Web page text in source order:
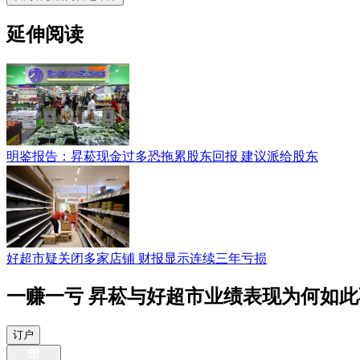
延伸阅读
明鉴报告：昇菘现金过多恐拖累股东回报 建议派给股东
好超市疑关闭多家店铺 财报显示连续三年亏损
一赚一亏 昇菘与好超市业绩表现为何如
订户